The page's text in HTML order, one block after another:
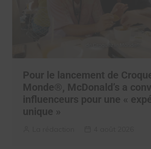
Pour le lancement de
Monde®, McDonald’s a
influenceurs pour une «
unique »